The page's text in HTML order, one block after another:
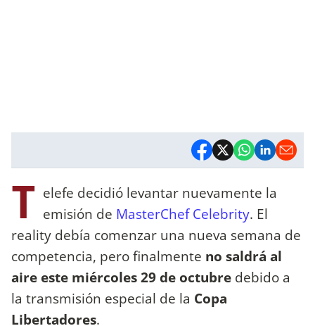
T elefe decidió levantar nuevamente la
emisión de MasterChef Celebrity. El
reality debía comenzar una nueva semana de
competencia, pero finalmente no saldrá al
aire este miércoles 29 de octubre debido a
la transmisión especial de la Copa
Libertadores.